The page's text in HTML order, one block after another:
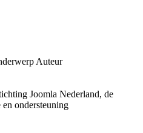
Auteur
Joomla Nederland, de
ondersteuning